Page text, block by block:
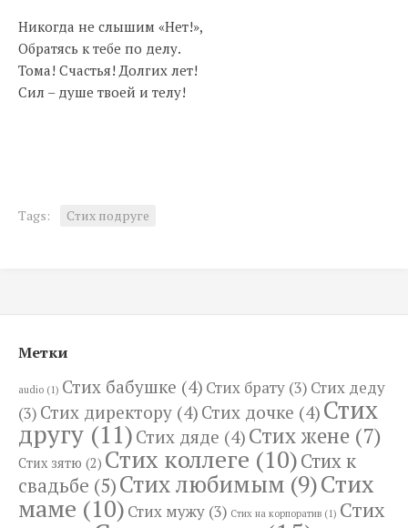
Никогда не слышим «Нет!»,
Обратясь к тебе по делу.
Тома! Счастья! Долгих лет!
Сил – душе твоей и телу!
Tags: Стих подруге
Метки
audio (1) Стих бабушке (4) Стих брату (3) Стих деду
(3) Стих директору (4) Стих дочке (4) Стих
другу (11) Стих дяде (4) Стих жене (7)
Стих зятю (2) Стих коллеге (10)Стих к
свадьбе (5)Стих любимым (9)Стих
маме (10) Стих мужу (3) Стих на корпоратив (1) Стих